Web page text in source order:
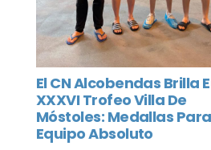
El CN Alcobendas Brilla
XXXVI Trofeo Villa De
Móstoles: Medallas Para
Equipo Absoluto